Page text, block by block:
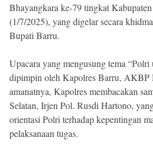
Bhayangkara ke-79 tingkat
(1/7/2025), yang digelar secara
Bupati Barru.
Upacara yang mengusung tema
dipimpin oleh Kapolres Barru, AKBP
amanatnya, Kapolres membacakan
Selatan, Irjen Pol. Rusdi Hartono,
orientasi Polri terhadap kepentingan
pelaksanaan tugas.